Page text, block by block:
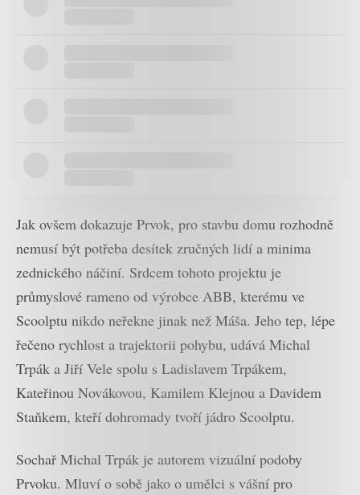
Jak ovšem dokazuje Prvok, pro stavbu domu rozhodně
nemusí být potřeba desítek zručných lidí a minima
zednického náčiní. Srdcem tohoto projektu je
průmyslové rameno od výrobce ABB, kterému ve
Scoolptu nikdo neřekne jinak než Máša. Jeho tep, lépe
řečeno rychlost a trajektorii pohybu, udává Michal
Trpák a Jiří Vele spolu s Ladislavem Trpákem,
Kateřinou Novákovou, Kamilem Klejnou a Davidem
Staňkem, kteří dohromady tvoří jádro Scoolptu.
Sochař Michal Trpák je autorem vizuální podoby
Prvoku. Mluví o sobě jako o umělci s vášní pro